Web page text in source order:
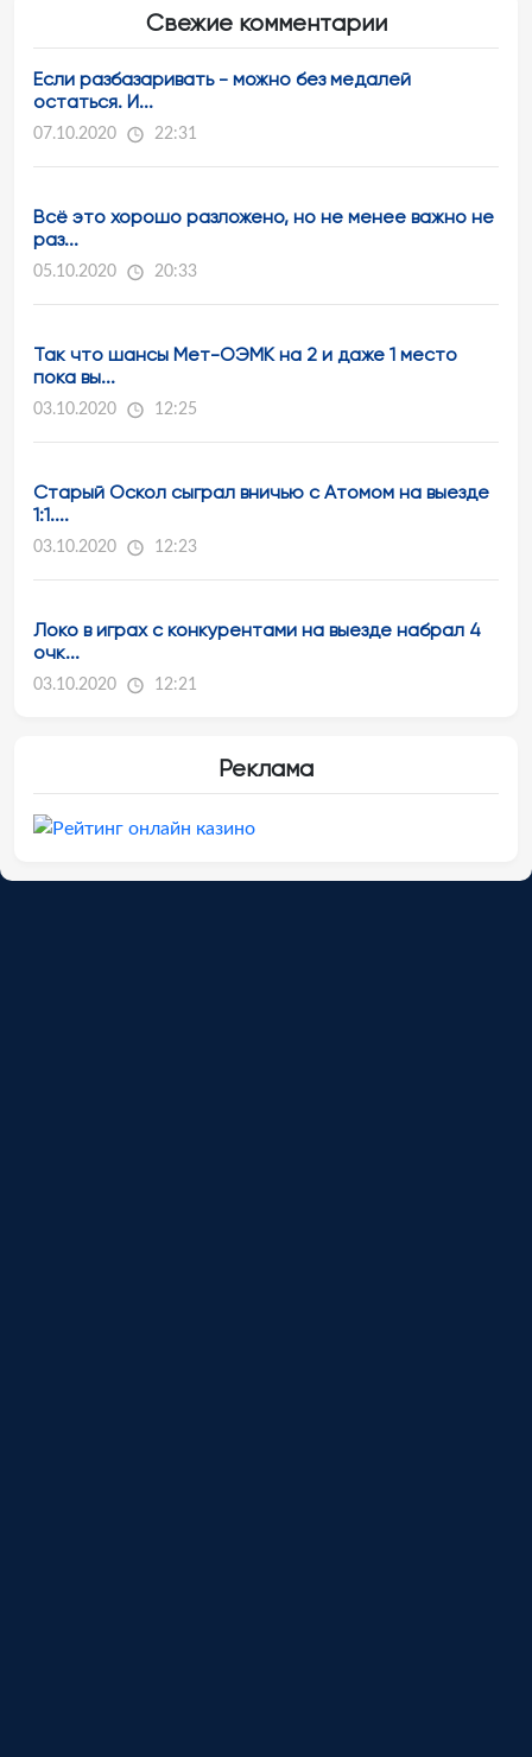
Свежие комментарии
Если разбазаривать - можно без медалей
остаться. И...
07.10.2020 22:31
Всё это хорошо разложено, но не менее важно не
раз...
05.10.2020 20:33
Так что шансы Мет-ОЭМК на 2 и даже 1 место
пока вы...
03.10.2020 12:25
Старый Оскол сыграл вничью с Атомом на выезде
1:1....
03.10.2020 12:23
Локо в играх с конкурентами на выезде набрал 4
очк...
03.10.2020 12:21
Реклама